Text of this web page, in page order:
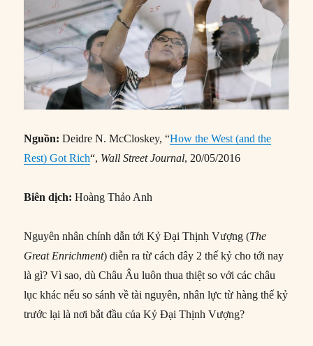
Nguồn:Deidre N. McCloskey, “How the West (and the
Rest) Got Rich“, Wall Street Journal, 20/05/2016
Biên dịch:Hoàng Thảo Anh
Nguyên nhân chính dẫn tới Kỷ Đại Thịnh Vượng (The
Great Enrichment) diễn ra từ cách đây 2 thế kỷ cho tới nay
là gì? Vì sao, dù Châu Âu luôn thua thiệt so với các châu
lục khác nếu so sánh về tài nguyên, nhân lực từ hàng thế kỷ
trước lại là nơi bắt đầu của Kỷ Đại Thịnh Vượng?